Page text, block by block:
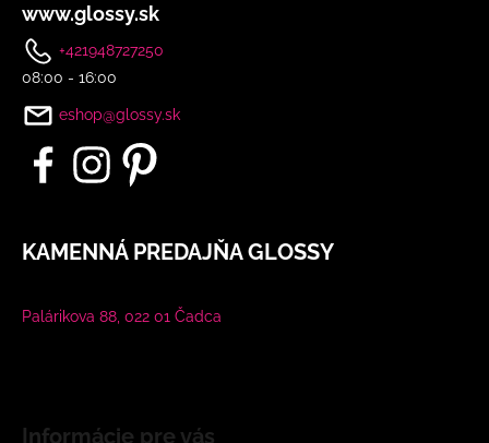
www.glossy.sk
+421948727250
08:00 - 16:00
eshop@glossy.sk
KAMENNÁ PREDAJŇA GLOSSY
Palárikova 88, 022 01 Čadca
Informácie pre vás